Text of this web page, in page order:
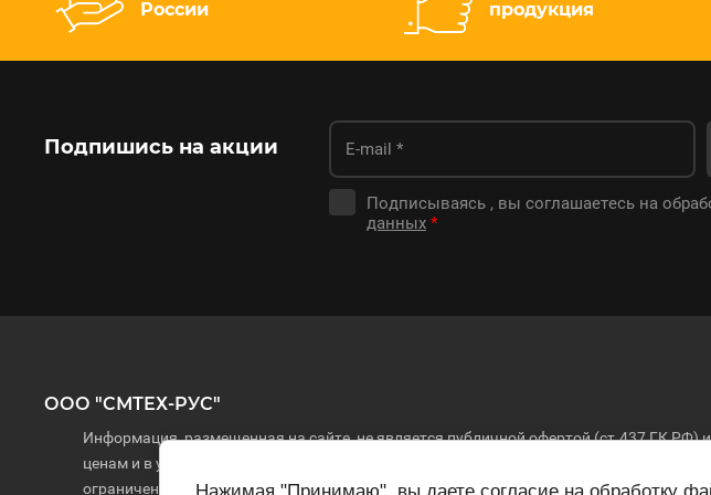
России
продукция
Подпишись на акции
Подписываясь , вы соглашаетесь на
данных *
ООО "СМТЕХ-РУС"
Информация, размещенная на сайте, не является публичной офертой (ст.437 ГК
ценам и в указанном ассортименте. Наличие товара на складе, окончательная
ограниченной ответственностью "СМТЕХ-РУС", 2022-2026